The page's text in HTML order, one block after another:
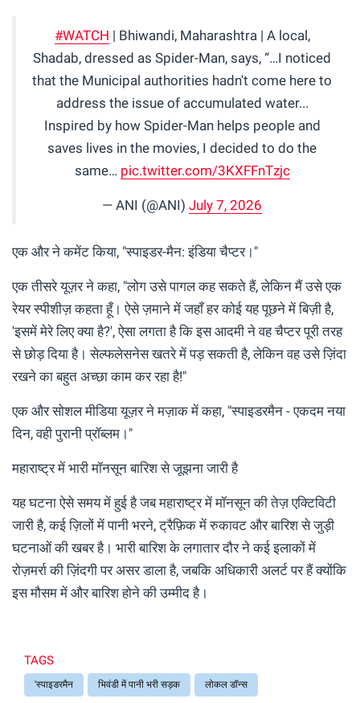
#WATCH | Bhiwandi, Maharashtra | A local,
Shadab, dressed as Spider-Man, says, “…I noticed
that the Municipal authorities hadn't come here to
address the issue of accumulated water...
Inspired by how Spider-Man helps people and
saves lives in the movies, I decided to do the
same… pic.twitter.com/3KXFFnTzjc
— ANI (@ANI) July 7, 2026
एक और ने कमेंट किया, "स्पाइडर-मैन: इंडिया चैप्टर।"
एक तीसरे यूज़र ने कहा, "लोग उसे पागल कह सकते हैं, लेकिन मैं उसे एक
रेयर स्पीशीज़ कहता हूँ। ऐसे ज़माने में जहाँ हर कोई यह पूछने में बिज़ी है,
'इसमें मेरे लिए क्या है?', ऐसा लगता है कि इस आदमी ने वह चैप्टर पूरी तरह
से छोड़ दिया है। सेल्फलेसनेस खतरे में पड़ सकती है, लेकिन वह उसे ज़िंदा
रखने का बहुत अच्छा काम कर रहा है!"
एक और सोशल मीडिया यूज़र ने मज़ाक में कहा, "स्पाइडरमैन - एकदम नया
दिन, वही पुरानी प्रॉब्लम।"
महाराष्ट्र में भारी मॉनसून बारिश से जूझना जारी है
यह घटना ऐसे समय में हुई है जब महाराष्ट्र में मॉनसून की तेज़ एक्टिविटी
जारी है, कई ज़िलों में पानी भरने, ट्रैफ़िक में रुकावट और बारिश से जुड़ी
घटनाओं की खबर है। भारी बारिश के लगातार दौर ने कई इलाकों में
रोज़मर्रा की ज़िंदगी पर असर डाला है, जबकि अधिकारी अलर्ट पर हैं क्योंकि
इस मौसम में और बारिश होने की उम्मीद है।
TAGS
'स्पाइडरमैन भिवंडी में पानी भरी सड़क लोकल डॉन्स